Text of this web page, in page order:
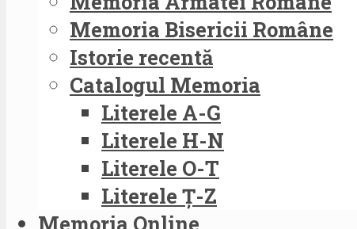
Memoria Bisericii Române
Istorie recentă
Catalogul Memoria
Literele A-G
Literele H-N
Literele O-T
Literele Ț-Z
Memoria Online